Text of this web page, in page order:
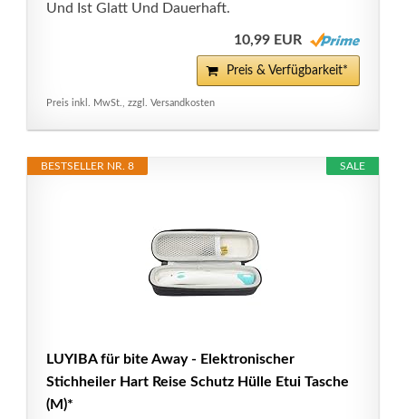
Und Ist Glatt Und Dauerhaft.
10,99 EUR
Preis & Verfügbarkeit*
Preis inkl. MwSt., zzgl. Versandkosten
SALE
BESTSELLER NR. 8
LUYIBA für bite Away - Elektronischer
Stichheiler Hart Reise Schutz Hülle Etui Tasche
(M)*